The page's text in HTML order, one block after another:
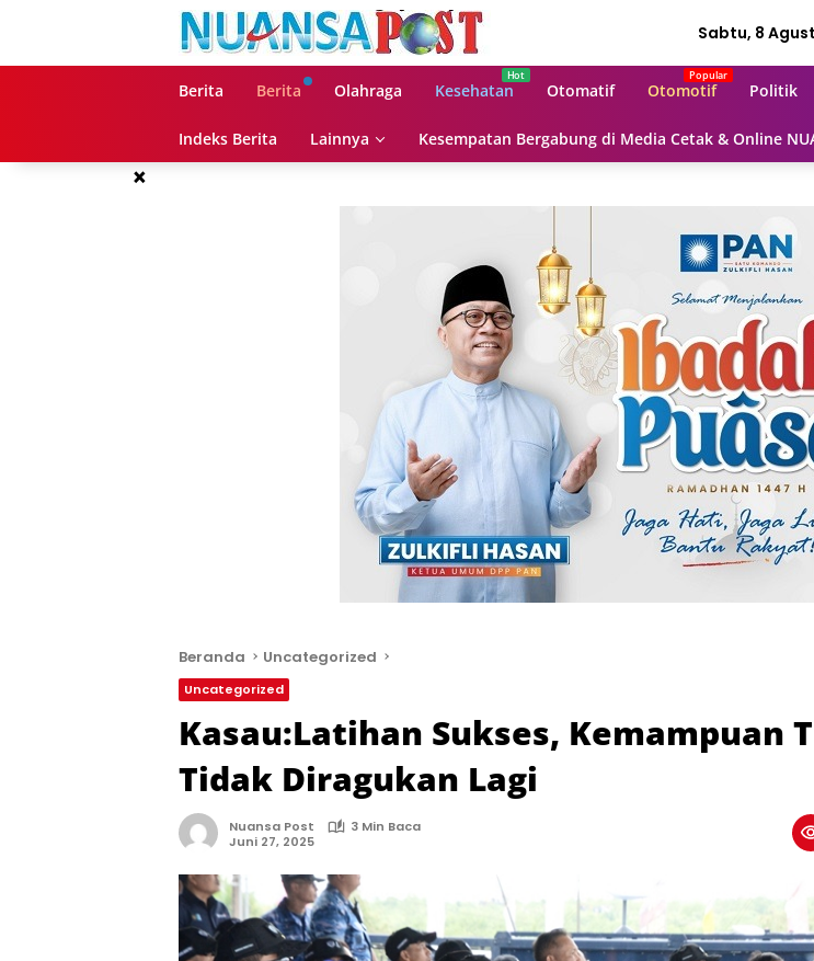
Sabtu, 8
Berita Berita Olahraga Kesehatan Otomatif Otomotif Politik
Indeks Berita Lainnya Kesempatan Bergabung di Media Cetak & Online
×
Beranda Uncategorized
Uncategorized
Kasau:Latihan Sukses, Kemampuan
Tidak Diragukan Lagi
Nuansa Post
3 Min Baca
Juni 27, 2025